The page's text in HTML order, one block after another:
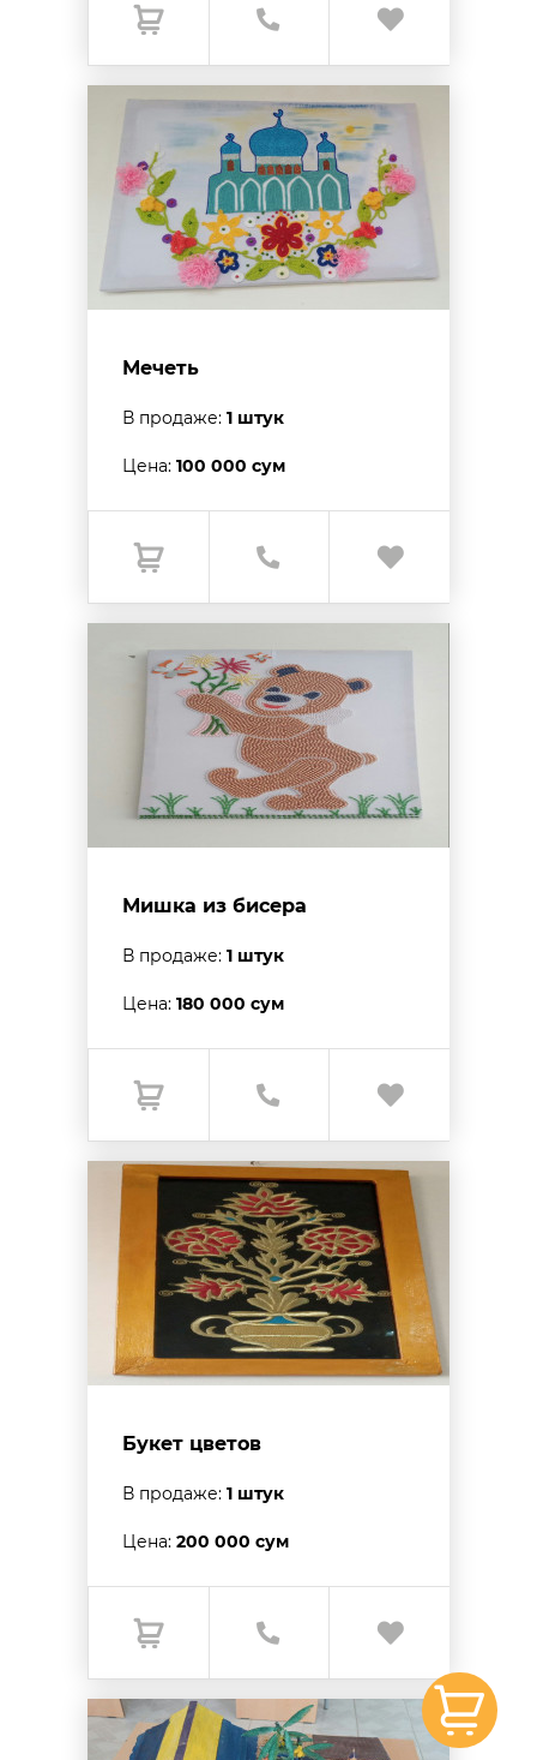
Мечеть
В продаже: 1 штук
Цена: 100 000 сум
Мишка из бисера
В продаже: 1 штук
Цена: 180 000 сум
Букет цветов
В продаже: 1 штук
Цена: 200 000 сум